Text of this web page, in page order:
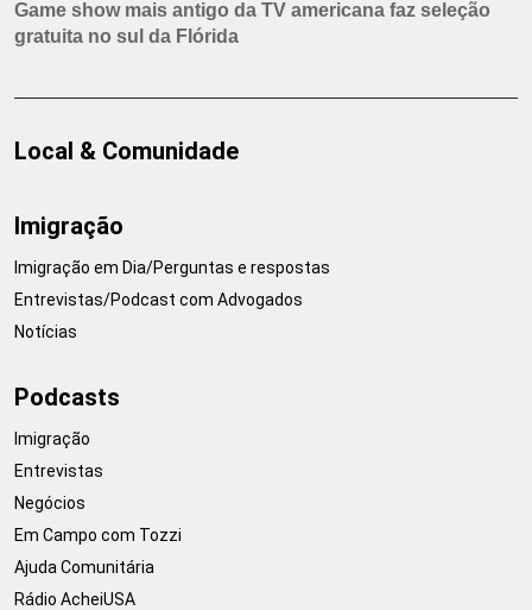
Game show mais antigo da TV americana faz seleção
gratuita no sul da Flórida
Local & Comunidade
Imigração
Imigração em Dia/Perguntas e respostas
Entrevistas/Podcast com Advogados
Notícias
Podcasts
Imigração
Entrevistas
Negócios
Em Campo com Tozzi
Ajuda Comunitária
Rádio AcheiUSA